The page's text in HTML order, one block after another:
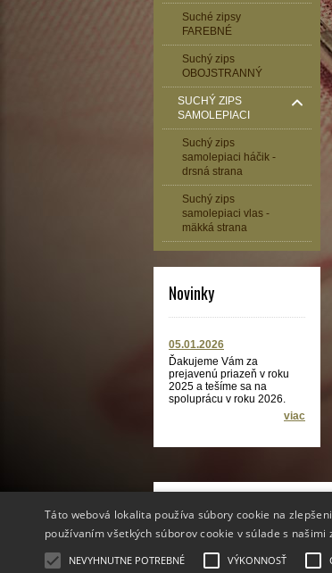
Suché zipsy
FAREBNÉ
Suchý zips
OBOJSTRANNÝ
SUCHÝ ZIPS
SAMOLEPIACI
Suchý zips
samolepiaci háčik -
drsná strana
Suchý zips
samolepiaci vlas -
mäkká strana
Novinky
05.01.2026
Ďakujeme Vám za
prejavenú priazeň v roku
2025 a tešíme sa na
spoluprácu v roku 2026.
viac
O nás
Video návody
Táto webová lokalita používa súbory cookie na
používaním všetkých súborov cookie v súlade s
NEVYHNUTNE POTREBNÉ VÝKONNOSŤ